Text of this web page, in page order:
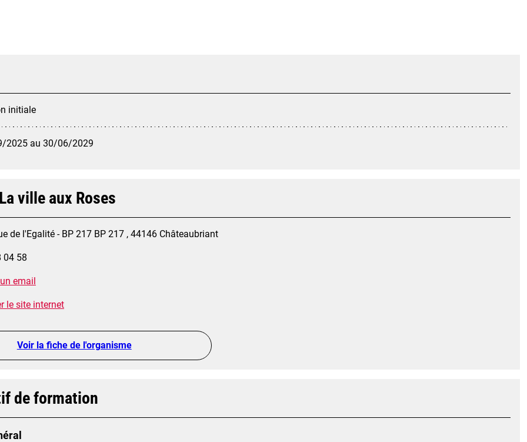
initiale
2025 au 30/06/2029
ville aux Roses
de l'Egalité - BP 217 BP 217 , 44146 Châteaubriant
04 58
email
le site internet
Voir la fiche de l'organisme
de formation